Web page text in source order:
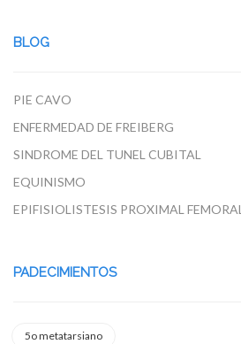
BLOG
PIE CAVO
ENFERMEDAD DE FREIBERG
SINDROME DEL TUNEL CUBITAL
EQUINISMO
EPIFISIOLISTESIS PROXIMAL FEMORAL
PADECIMIENTOS
5o metatarsiano